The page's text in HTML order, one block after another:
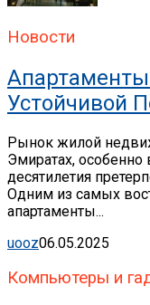
Новости
Устойчивой
Рынок жилой
Эмиратах,
десятилетия
Одним из самых
апартаменты...
uooz06.05.2025
Компьютеры и